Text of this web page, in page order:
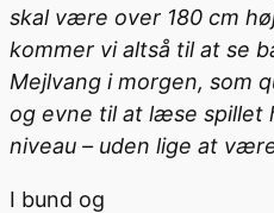
skal være over 180 cm
kommer vi altså til at se
Mejlvang i morgen, som
og evne til at læse spillet
niveau – uden lige at
I bund og